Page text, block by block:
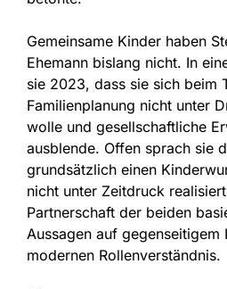
Gemeinsame Kinder haben
Ehemann bislang nicht. In
sie 2023, dass sie sich beim
Familienplanung nicht unter
wolle und gesellschaftliche
ausblende. Offen sprach sie
grundsätzlich einen
nicht unter Zeitdruck
Partnerschaft der beiden
Aussagen auf gegenseitigem
modernen Rollenverständnis.